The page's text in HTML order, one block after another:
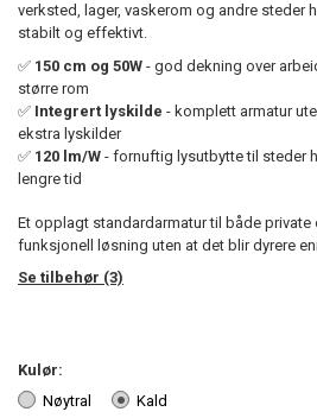
verksted, lager, vaskerom og andre steder
stabilt og effektivt.
✅ 150 cm og 50W - god dekning over
større rom
✅ Integrert lyskilde - komplett armatur
ekstra lyskilder
✅ 120 lm/W - fornuftig lysutbytte til steder
lengre tid
Et opplagt standardarmatur til både private
funksjonell løsning uten at det blir dyrere
Se tilbehør (3)
Kulør:
Nøytral
Kald